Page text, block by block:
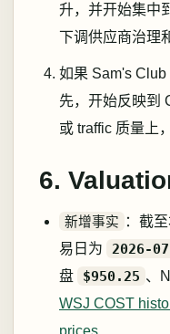
升，并开始集中
下调供应商治理
如果 Sam's Club
先，开始反映到
或 traffic 质量上
6.
新增事实 ：截
易日为
2026-
盘
$950.25 、
WSJ COST
prices